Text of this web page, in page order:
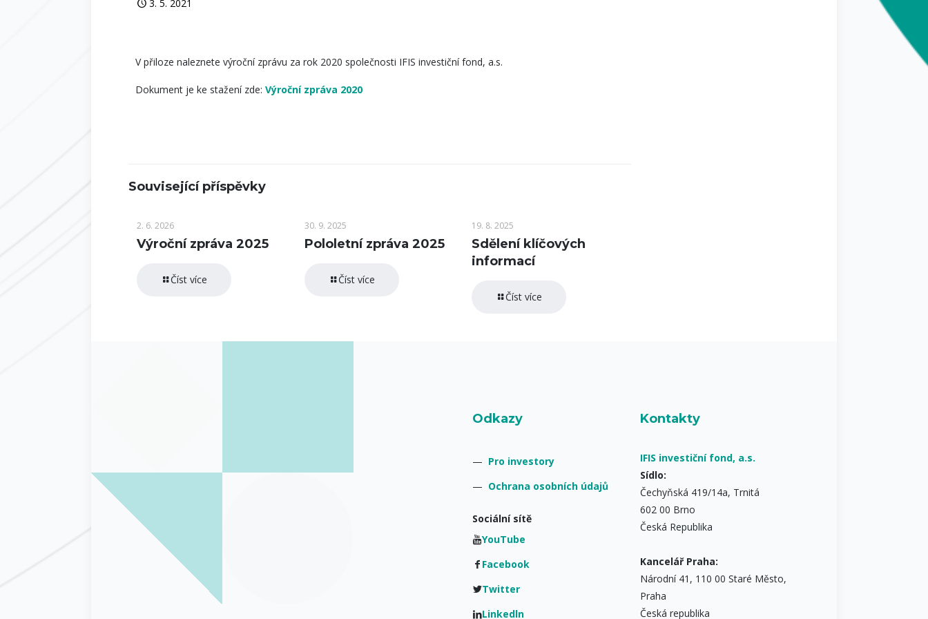
3. 5. 2021
V přiloze naleznete výroční zprávu za rok 2020 společnosti IFIS investiční fond, a.s.
Dokument je ke stažení zde: Výroční zpráva 2020
Související příspěvky
2. 6. 2026
Výroční zpráva 2025
Číst více
30. 9. 2025
Pololetní zpráva 2025
Číst více
19. 8. 2025
Sdělení klíčových
informací
Číst více
Odkazy
— Pro investory
— Ochrana osobních údajů
Sociální sítě
YouTube
Facebook
Twitter
Linkedln
Kontakty
IFIS investiční fond, a.s.
Sídlo:
Čechyňská 419/14a, Trnitá
602 00 Brno
Česká Republika
Kancelář Praha:
Národní 41, 110 00 Staré Město,
Praha
Česká republika